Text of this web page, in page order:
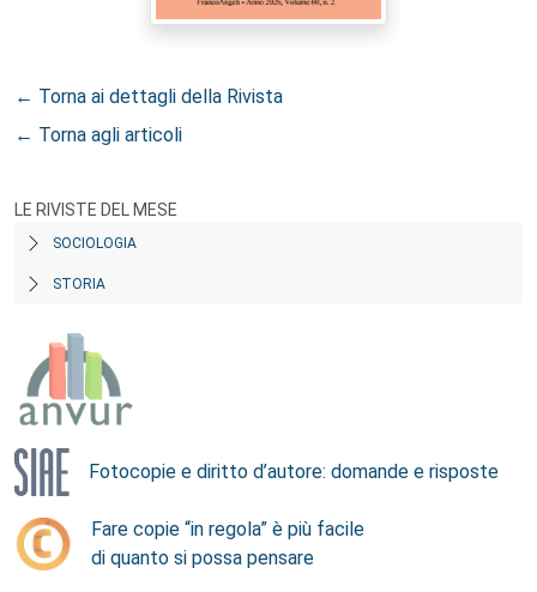
← Torna ai dettagli della Rivista
← Torna agli articoli
LE RIVISTE DEL MESE
SOCIOLOGIA
STORIA
Fotocopie e diritto d’autore: domande e risposte
Fare copie “in regola” è più facile
di quanto si possa pensare